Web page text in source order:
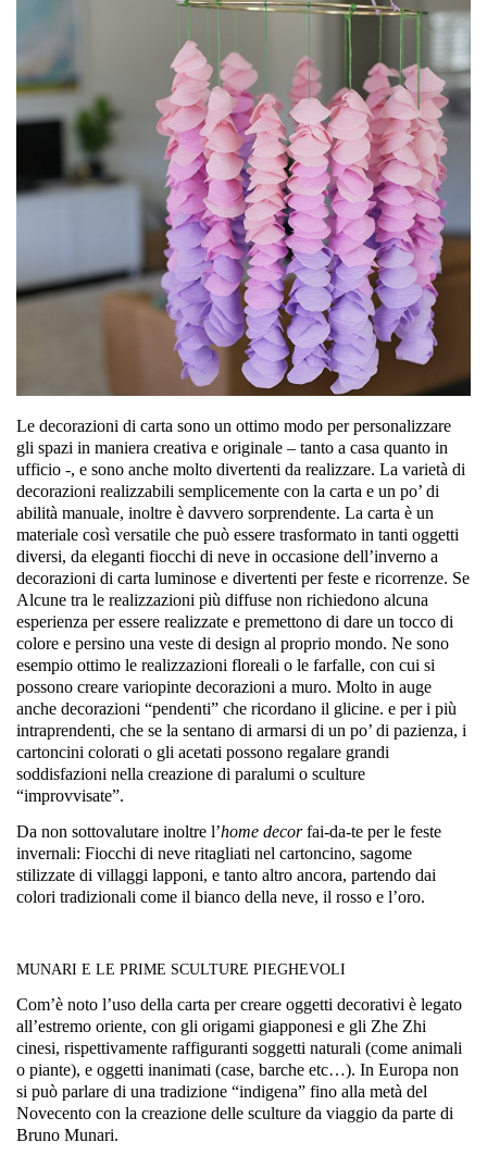
Le decorazioni di carta sono un ottimo modo perpersonalizzare
gli spazi in maniera creativa e originale – tanto a casa quanto in
ufficio -, e sono anche molto divertenti da realizzare. La varietà di
decorazioni realizzabili semplicemente con la carta e un po’ di
abilità manuale, inoltre è davvero sorprendente. La carta è un
materiale così versatile che può essere trasformato in tanti oggetti
diversi, da eleganti fiocchi di neve in occasione dell’inverno a
decorazioni di carta luminose e divertenti per feste e ricorrenze. Se
Alcune tra le realizzazioni più diffuse non richiedono alcuna
esperienza per essere realizzate e premettono di dare un tocco di
colore e persino una veste di design al proprio mondo. Ne sono
esempio ottimo le realizzazioni floreali o le farfalle, con cui si
possono creare variopinte decorazioni a muro. Molto in auge
anche decorazioni “pendenti” che ricordano il glicine. e per i più
intraprendenti, che se la sentano di armarsi di un po’ di pazienza, i
cartoncini colorati o gli acetati possono regalare grandi
soddisfazioni nella creazione di paralumi o sculture
“improvvisate”.
Da non sottovalutare inoltre l’home decorfai-da-te per le feste
invernali: Fiocchi di neve ritagliati nel cartoncino, sagome
stilizzate di villaggi lapponi, e tanto altro ancora, partendo dai
colori tradizionali come il bianco della neve, il rosso e l’oro.
MUNARI E LE PRIME SCULTURE PIEGHEVOLI
Com’è noto l’uso della carta per creare oggetti decorativi è legato
all’estremo oriente, con gli origami giapponesi e gli Zhe Zhi
cinesi, rispettivamente raffiguranti soggetti naturali (come animali
o piante), e oggetti inanimati (case, barche etc…). In Europa non
si può parlare di una tradizione “indigena” fino alla metà del
Novecento con la creazione delle sculture da viaggio da parte di
Bruno Munari.